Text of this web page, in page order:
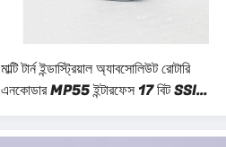
মাল্টি টার্ন ইন্ডাস্ট্রিয়াল অ্যাবসোলিউট রোটারি
এনকোডার MP55 ইন্টারফেস 17 বিট SSI
BiSS-C